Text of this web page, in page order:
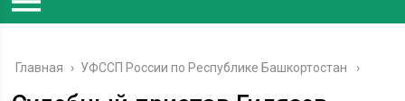
Главная › УФССП России по Республике Башкортостан